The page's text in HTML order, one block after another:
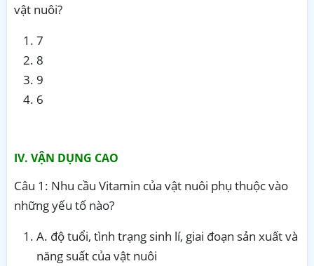
vật nuôi?
7
8
9
6
IV. VẬN DỤNG CAO
Câu 1: Nhu cầu Vitamin của vật nuôi phụ thuộc vào
những yếu tố nào?
A. độ tuổi, tình trạng sinh lí, giai đoạn sản xuất và
năng suất của vật nuôi